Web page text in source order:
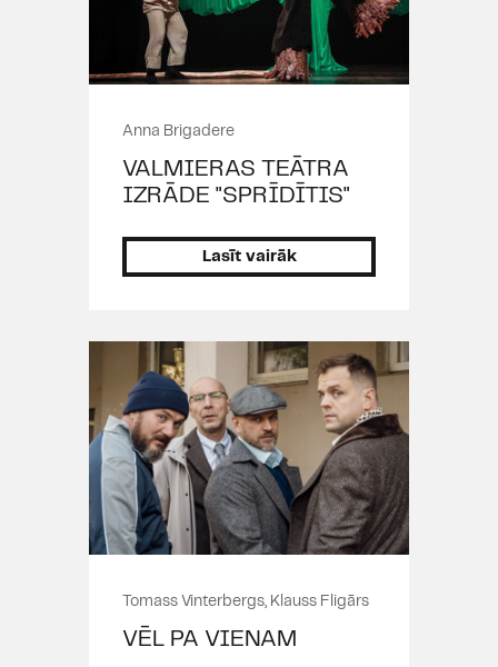
Anna Brigadere
VALMIERAS TEĀTRA
IZRĀDE "SPRĪDĪTIS"
Lasīt vairāk
Tomass Vinterbergs, Klauss Fligārs
VĒL PA VIENAM